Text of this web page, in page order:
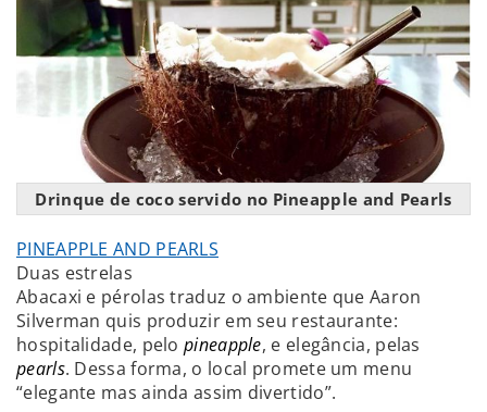
Drinque de coco servido no Pineapple and Pearls
PINEAPPLE AND PEARLS
Duas estrelas
Abacaxi e pérolas traduz o ambiente que Aaron
Silverman quis produzir em seu restaurante:
hospitalidade, pelopineapple, e elegância, pelas
pearls. Dessa forma, o local promete um menu
“elegante mas ainda assim divertido”.